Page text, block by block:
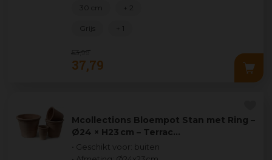
53 99
37,79
30 cm + 2
Grijs + 1
Mcollections Bloempot Stan met Ring –
Ø24 × H23 cm – Terrac…
• Geschikt voor: buiten